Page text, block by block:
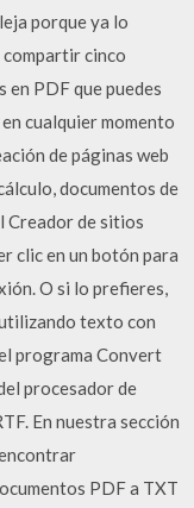
porque ya lo
compartir cinco
en PDF que puedes
cualquier momento
de páginas web
documentos de
Creador de sitios
clic en un botón para
O si lo prefieres,
texto con
programa Convert
procesador de
En nuestra sección
PDF a TXT